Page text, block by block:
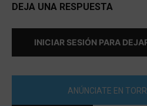
DEJA UNA RESPUESTA
INICIAR SESIÓN PARA
ANÚNCIATE EN